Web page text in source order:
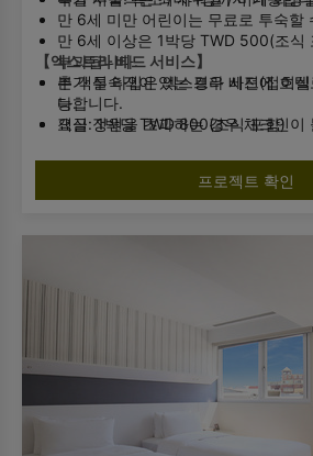
만 6세 미만 어린이는 무료로 투숙할
만 6세 이상은 1박당 TWD 500(조식
부과됩니다.
추가 투숙객이 있는 경우 사전에 호
다.
객실 정원을 초과하는 경우 체크인이
【엑스트라 베드 서비스】
본 객실 타입은 엑스트라 베드(접이
능합니다.
요금: 1박당 TWD 800(조식 포함)
호텔에서 확인 후 제공해 드립니다.
프로젝트 확인